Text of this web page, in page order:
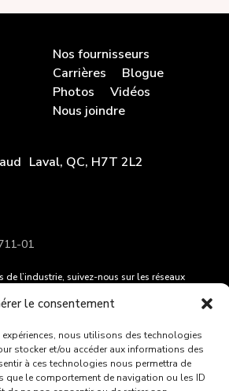
le consentement
nous utilisons des technologies
stocker et/ou accéder aux informations des
à ces technologies nous permettra de
que le comportement de navigation ou les ID
Nos fournisseurs
Carrières
Blogue
Photos
Vidéos
Nous joindre
Laval, QC, H7T 2L2
01
de l’industrie, suivez-nous sur les réseaux
ENVOYER